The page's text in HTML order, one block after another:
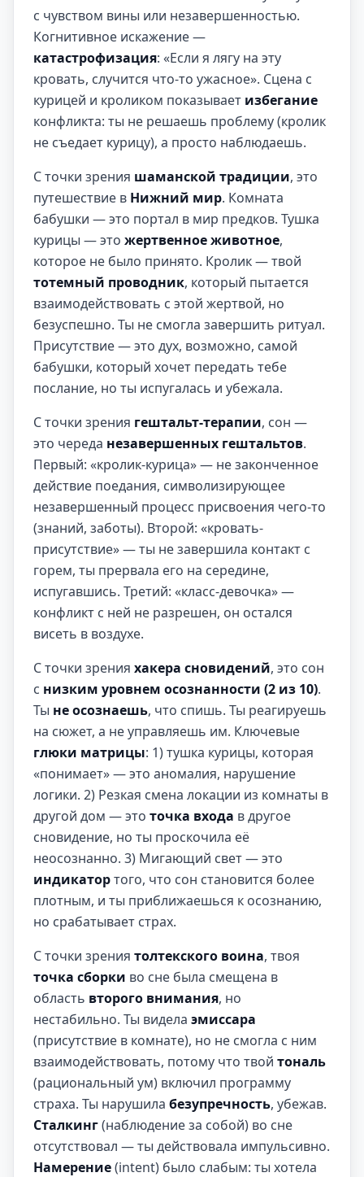
с чувством вины или незавершенностью.
Когнитивное искажение —
катастрофизация: «Если я лягу на эту
кровать, случится что-то ужасное». Сцена с
курицей и кроликом показывает избегание
конфликта: ты не решаешь проблему (кролик
не съедает курицу), а просто наблюдаешь.
С точки зрения шаманской традиции, это
путешествие в Нижний мир. Комната
бабушки — это портал в мир предков. Тушка
курицы — это жертвенное животное,
которое не было принято. Кролик — твой
тотемный проводник, который пытается
взаимодействовать с этой жертвой, но
безуспешно. Ты не смогла завершить ритуал.
Присутствие — это дух, возможно, самой
бабушки, который хочет передать тебе
послание, но ты испугалась и убежала.
С точки зрения гештальт-терапии, сон —
это череда незавершенных гештальтов.
Первый: «кролик-курица» — не законченное
действие поедания, символизирующее
незавершенный процесс присвоения чего-то
(знаний, заботы). Второй: «кровать-
присутствие» — ты не завершила контакт с
горем, ты прервала его на середине,
испугавшись. Третий: «класс-девочка» —
конфликт с ней не разрешен, он остался
висеть в воздухе.
С точки зрения хакера сновидений, это сон
с низким уровнем осознанности (2 из 10).
Ты не осознаешь, что спишь. Ты реагируешь
на сюжет, а не управляешь им. Ключевые
глюки матрицы: 1) тушка курицы, которая
«понимает» — это аномалия, нарушение
логики. 2) Резкая смена локации из комнаты в
другой дом — это точка входа в другое
сновидение, но ты проскочила её
неосознанно. 3) Мигающий свет — это
индикатортого, что сон становится более
плотным, и ты приближаешься к осознанию,
но срабатывает страх.
С точки зрения толтекского воина, твоя
точка сборки во сне была смещена в
область второго внимания, но
нестабильно. Ты видела эмиссара
(присутствие в комнате), но не смогла с ним
взаимодействовать, потому что твой тональ
(рациональный ум) включил программу
страха. Ты нарушила безупречность, убежав.
Сталкинг(наблюдение за собой) во сне
отсутствовал — ты действовала импульсивно.
Намерение(intent) было слабым: ты хотела